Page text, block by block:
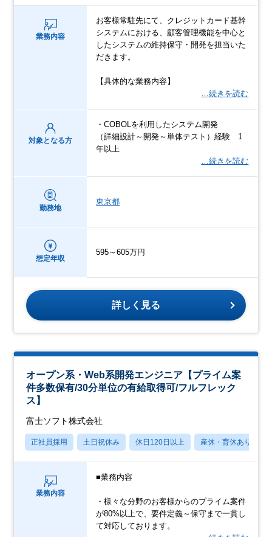
業務内容
お客様常駐先にて、クレジットカード基幹
システムにおける、顧客管理機能を中心と
したシステムの維持保守・開発を担当いた
だきます。
【具体的な業務内容】
…続きを読む
対象となる方
・COBOLを利用したシステム開発
（詳細設計～開発～単体テスト）経験 1
年以上
…続きを読む
勤務地
東京都
想定年収
595～605万円
詳しく見る
オープン系・Web系開発エンジニア【プライム案
件多数保有/30分単位の有給取得可/フルフレック
ス】
富士ソフト株式会社
正社員採用 土日祝休み 休日120日以上 産休・育休あり
業務内容
■業務内容
・様々な分野のお客様からのプライム案件
が80%以上で、要件定義～保守まで一貫し
て対応しております。